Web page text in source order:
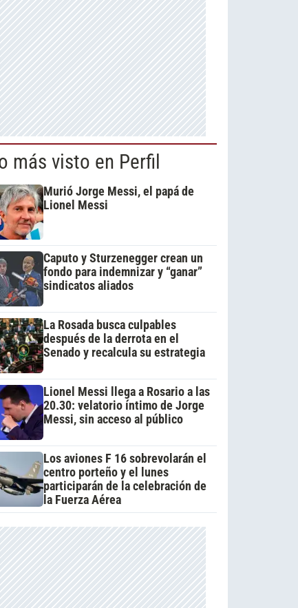
más visto en Perfil
Murió Jorge Messi, el papá de
Lionel Messi
Caputo y Sturzenegger crean un
fondo para indemnizar y “ganar”
sindicatos aliados
La Rosada busca culpables
después de la derrota en el
Senado y recalcula su estrategia
Lionel Messi llega a Rosario a las
20.30: velatorio íntimo de Jorge
Messi, sin acceso al público
Los aviones F 16 sobrevolarán el
centro porteño y el lunes
participarán de la celebración de
la Fuerza Aérea